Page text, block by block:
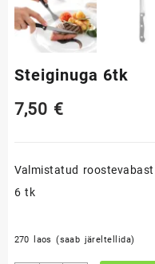
Steiginuga 6tk
7,50 €
Valmistatud
6 tk
270 laos (saab järeltellida)